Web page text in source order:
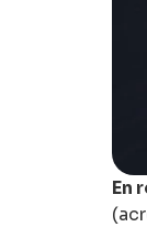
En